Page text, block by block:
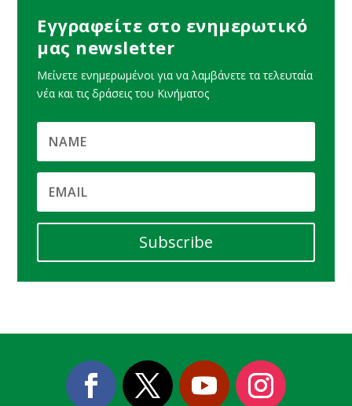
Εγγραφείτε στο ενημερωτικό
μας newsletter
Μείνετε ενημερωμένοι για να λαμβάνετε τα τελευταία
νέα και τις δράσεις του Κινήματος
Subscribe